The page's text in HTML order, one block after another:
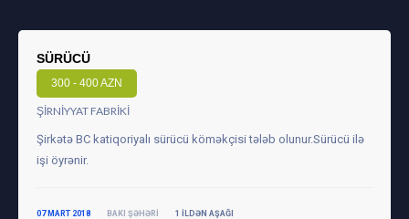
SÜRÜCÜ
300 - 400 AZN
ŞIRNIYYAT FABRIKI
Şirkətə BC katiqoriyalı sürücü köməkçisi tələb olunur.Sürücü ilə
işi öyrənir.
07 MART 2018 BAKI ŞƏHƏRI 1 ILDƏN AŞAĞI